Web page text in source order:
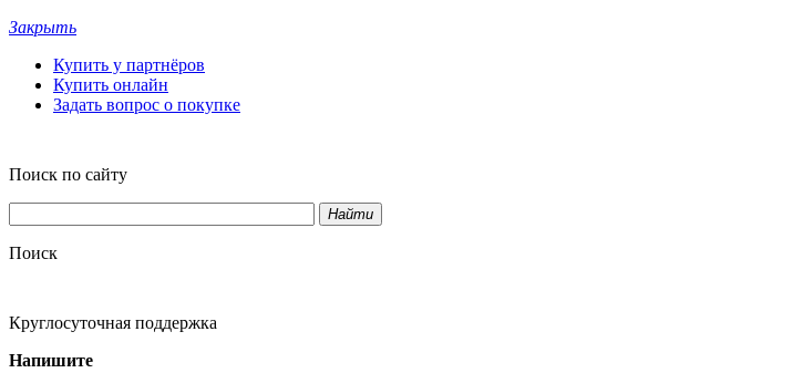
Закрыть
Купить у партнёров
Купить онлайн
Задать вопрос о покупке
Поиск по сайту
Найти
Поиск
Круглосуточная поддержка
Напишите